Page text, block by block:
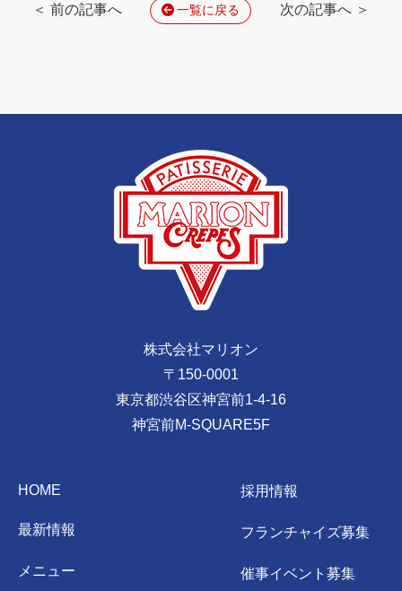
＜ 前の記事へ 一覧に戻る 次の記事へ ＞
株式会社マリオン
〒150-0001
東京都渋谷区神宮前1-4-16
神宮前M-SQUARE5F
HOME
最新情報
メニュー
採用情報
フランチャイズ募集
催事イベント募集